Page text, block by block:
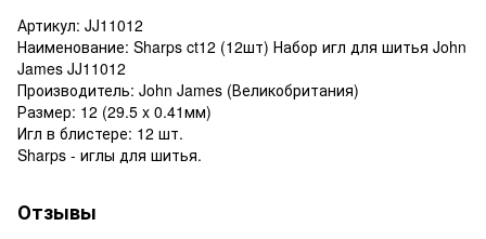
Артикул: JJ11012
Наименование: Sharps ct12 (12шт) Набор игл для шитья John
James JJ11012
Производитель: John James (Великобритания)
Размер: 12 (29.5 x 0.41мм)
Игл в блистере: 12 шт.
Sharps - иглы для шитья.
Отзывы